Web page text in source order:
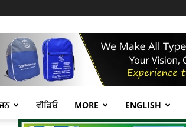
ਵੀਡਿਓ MORE ENGLISH